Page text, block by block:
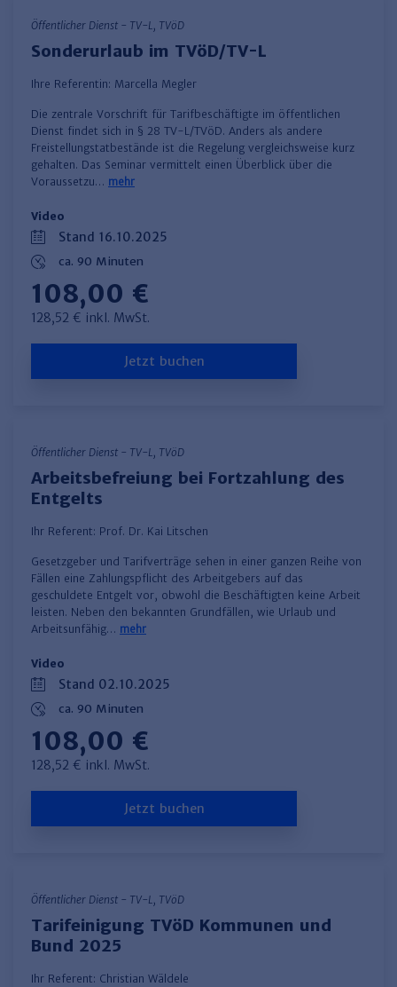
Öffentlicher Dienst - TV-L, TVöD
Sonderurlaub im TVöD/TV-L
Ihre Referentin: Marcella Megler
Die zentrale Vorschrift für Tarifbeschäftigte im öffentlichen
Dienst findet sich in § 28 TV-L/TVöD. Anders als andere
Freistellungstatbestände ist die Regelung vergleichsweise kurz
gehalten. Das Seminar vermittelt einen Überblick über die
Voraussetzu… mehr
Video
Stand 16.10.2025
ca. 90 Minuten
108,00 €
128,52 € inkl. MwSt.
Jetzt buchen
Öffentlicher Dienst - TV-L, TVöD
Arbeitsbefreiung bei Fortzahlung des
Entgelts
Ihr Referent: Prof. Dr. Kai Litschen
​Gesetzgeber und Tarifverträge sehen in einer ganzen Reihe von
Fällen eine Zahlungspflicht des Arbeitgebers auf das
geschuldete Entgelt vor, obwohl die Beschäftigten keine Arbeit
leisten. Neben den bekannten Grundfällen, wie Urlaub und
Arbeitsunfähig… mehr
Video
Stand 02.10.2025
ca. 90 Minuten
108,00 €
128,52 € inkl. MwSt.
Jetzt buchen
Öffentlicher Dienst - TV-L, TVöD
Tarifeinigung TVöD Kommunen und
Bund 2025
Ihr Referent: Christian Wäldele